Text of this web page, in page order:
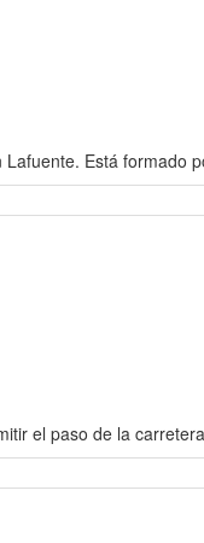
Está
el paso de la